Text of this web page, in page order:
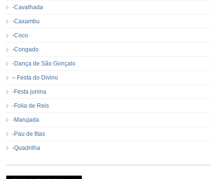
-Cavalhada
-Caxambu
-Coco
-Congado
-Dança de São Gonçalo
– Festa do Divino
-Festa junina
-Folia de Reis
-Marujada
-Pau de fitas
-Quadrilha